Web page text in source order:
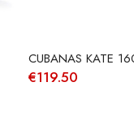
CUBANAS KATE
€119.50